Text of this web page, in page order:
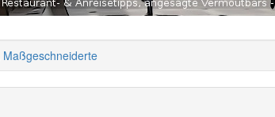
Maßgeschneiderte